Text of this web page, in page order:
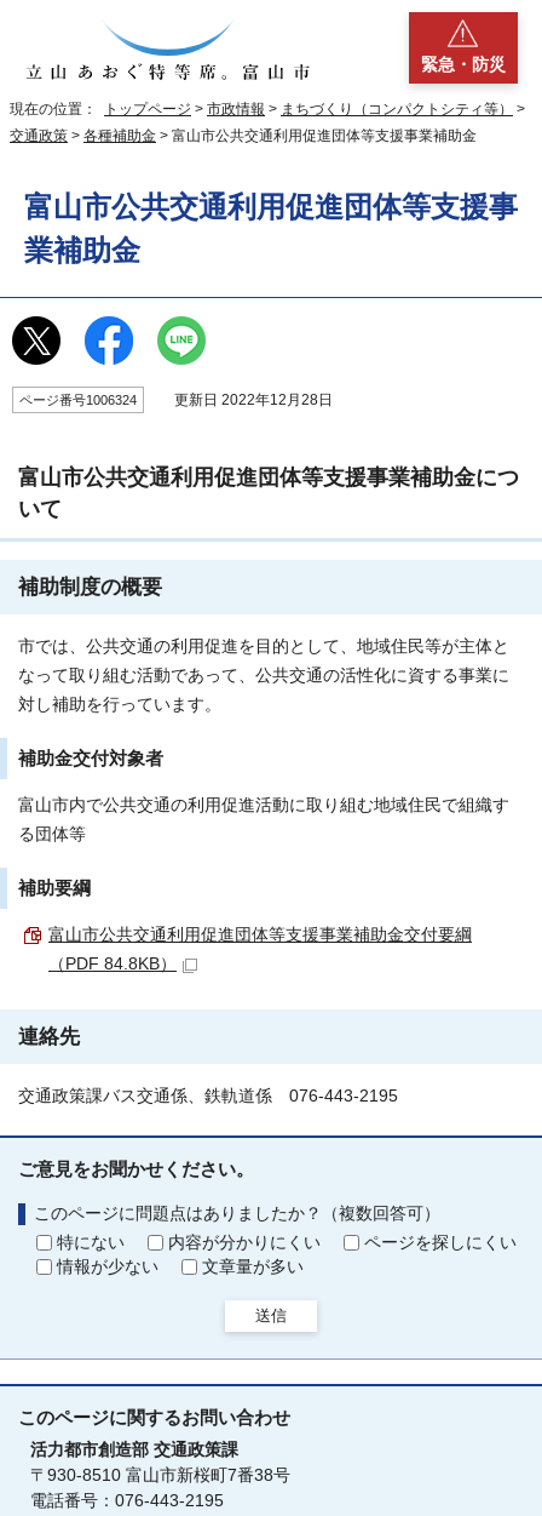
緊急・防災
現在の位置： トップページ > 市政情報 > まちづくり（コンパクトシティ等）
>
交通政策 > 各種補助金 > 富山市公共交通利用促進団体等支援事業補助金
富山市公共交通利用促進団体等支援事
業補助金
ページ番号1006324 更新日 2022年12月28日
富山市公共交通利用促進団体等支援事業補助金につ
いて
補助制度の概要
市では、公共交通の利用促進を目的として、地域住民等が主体と
なって取り組む活動であって、公共交通の活性化に資する事業に
対し補助を行っています。
補助金交付対象者
富山市内で公共交通の利用促進活動に取り組む地域住民で組織す
る団体等
補助要綱
富山市公共交通利用促進団体等支援事業補助金交付要綱
（PDF 84.8KB）
連絡先
交通政策課バス交通係、鉄軌道係 076-443-2195
ご意見をお聞かせください。
このページに問題点はありましたか？（複数回答可）
特にない
内容が分かりにくい
ページを探しにくい
情報が少ない
文章量が多い
送信
このページに関するお問い合わせ
活力都市創造部 交通政策課
〒930-8510 富山市新桜町7番38号
電話番号：076-443-2195